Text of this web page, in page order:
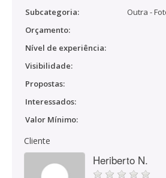
Subcategoria:
Outra -
Orçamento:
Nível de experiência:
Visibilidade:
Propostas:
Interessados:
Valor Mínimo:
Cliente
Heriberto N.